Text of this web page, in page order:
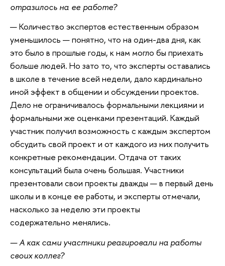
отразилось на ее работе?
— Количество экспертов естественным образом
уменьшилось — понятно, что на один-два дня, как
это было в прошлые годы, к нам могло бы приехать
больше людей. Но зато то, что эксперты оставались
в школе в течение всей недели, дало кардинально
иной эффект в общении и обсуждении проектов.
Дело не ограничивалось формальными лекциями и
формальными же оценками презентаций. Каждый
участник получил возможность с каждым экспертом
обсудить свой проект и от каждого из них получить
конкретные рекомендации. Отдача от таких
консультаций была очень большая. Участники
презентовали свои проекты дважды — в первый день
школы и в конце ее работы, и эксперты отмечали,
насколько за неделю эти проекты
содержательно менялись.
— А как сами участники реагировали на работы
своих коллег?